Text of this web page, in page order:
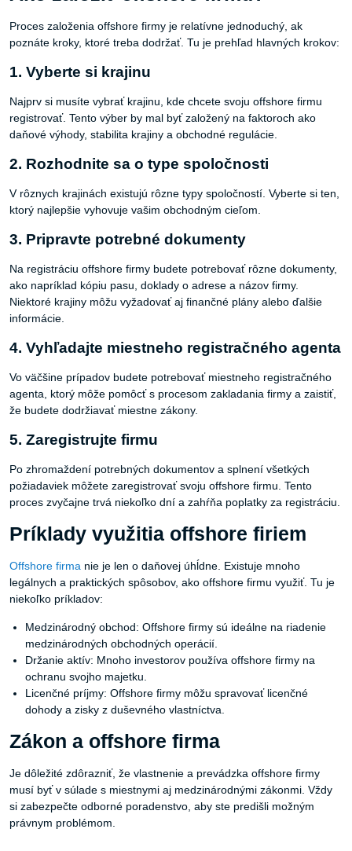
Proces založenia offshore firmy je relatívne jednoduchý, ak
poznáte kroky, ktoré treba dodržať. Tu je prehľad hlavných krokov:
1. Vyberte si krajinu
Najprv si musíte vybrať krajinu, kde chcete svoju offshore firmu
registrovať. Tento výber by mal byť založený na faktoroch ako
daňové výhody, stabilita krajiny a obchodné regulácie.
2. Rozhodnite sa o type spoločnosti
V rôznych krajinách existujú rôzne typy spoločností. Vyberte si ten,
ktorý najlepšie vyhovuje vašim obchodným cieľom.
3. Pripravte potrebné dokumenty
Na registráciu offshore firmy budete potrebovať rôzne dokumenty,
ako napríklad kópiu pasu, doklady o adrese a názov firmy.
Niektoré krajiny môžu vyžadovať aj finančné plány alebo ďalšie
informácie.
4. Vyhľadajte miestneho registračného agenta
Vo väčšine prípadov budete potrebovať miestneho registračného
agenta, ktorý môže pomôcť s procesom zakladania firmy a zaistiť,
že budete dodržiavať miestne zákony.
5. Zaregistrujte firmu
Po zhromaždení potrebných dokumentov a splnení všetkých
požiadaviek môžete zaregistrovať svoju offshore firmu. Tento
proces zvyčajne trvá niekoľko dní a zahŕňa poplatky za registráciu.
Príklady využitia offshore firiem
Offshore firma nie je len o daňovej úhĺdne. Existuje mnoho
legálnych a praktických spôsobov, ako offshore firmu využiť. Tu je
niekoľko príkladov:
Medzinárodný obchod: Offshore firmy sú ideálne na riadenie
medzinárodných obchodných operácií.
Držanie aktív: Mnoho investorov používa offshore firmy na
ochranu svojho majetku.
Licenčné príjmy: Offshore firmy môžu spravovať licenčné
dohody a zisky z duševného vlastníctva.
Zákon a offshore firma
Je dôležité zdôrazniť, že vlastnenie a prevádzka offshore firmy
musí byť v súlade s miestnymi aj medzinárodnými zákonmi. Vždy
si zabezpečte odborné poradenstvo, aby ste predišli možným
právnym problémom.